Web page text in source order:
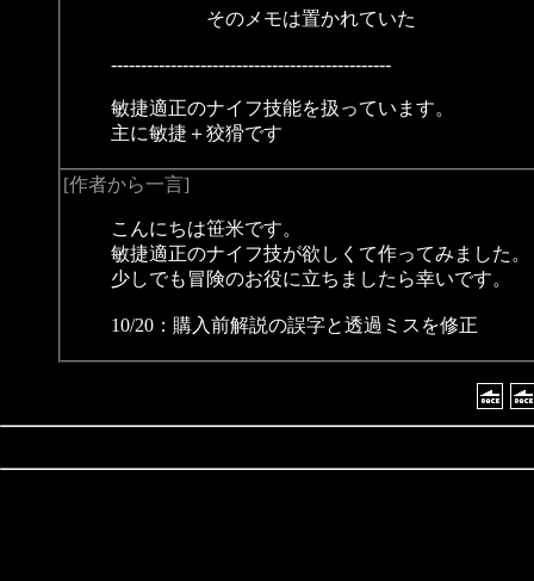
そのメモは置かれていた
-----------------------------------------------
敏捷適正のナイフ技能を扱っています。
主に敏捷＋狡猾です
[作者から一言]
こんにちは笹米です。
敏捷適正のナイフ技が欲しくて作ってみました。
少しでも冒険のお役に立ちましたら幸いです。
10/20：購入前解説の誤字と透過ミスを修正